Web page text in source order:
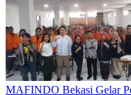
MAFINDO Bekasi Gelar